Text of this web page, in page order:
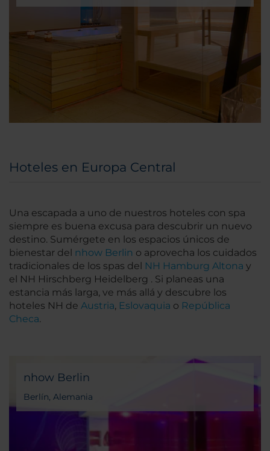
Hoteles en Europa Central
Una escapada a uno de nuestros hoteles con spa
siempre es buena excusa para descubrir un nuevo
destino. Sumérgete en los espacios únicos de
bienestar del nhow Berlin o aprovecha los cuidados
tradicionales de los spas del NH Hamburg Altona y
el NH Hirschberg Heidelberg . Si planeas una
estancia más larga, ve más allá y descubre los
hoteles NH de Austria, Eslovaquia o República
Checa.
nhow Berlin
Berlín, Alemania